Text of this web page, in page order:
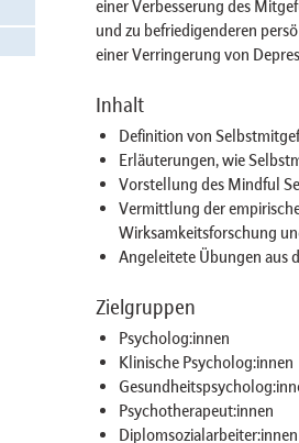
einer Verbesserung des
und zu befriedigenderen
einer Verringerung von
Inhalt
Definition von
Erläuterungen, wie
Vorstellung des Mindful
Vermittlung der
Wirksamkeitsforschung
Angeleitete Übungen aus
Zielgruppen
Psycholog:innen
Klinische Psycholog:innen
Psychotherapeut:innen
Diplomsozialarbeiter:innen